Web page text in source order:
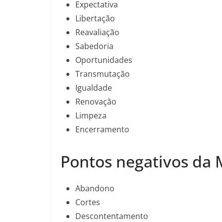
Expectativa
Libertação
Reavaliação
Sabedoria
Oportunidades
Transmutação
Igualdade
Renovação
Limpeza
Encerramento
Pontos negativos da
Abandono
Cortes
Descontentamento